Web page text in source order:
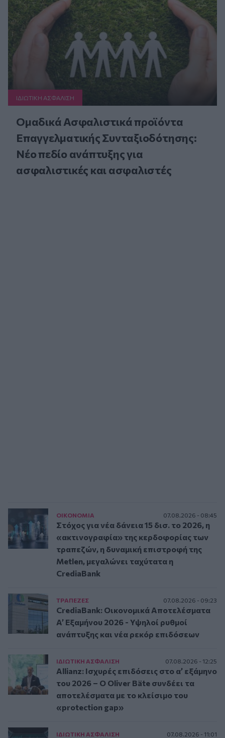
ΙΔΙΩΤΙΚΗ ΑΣΦAΛΙΣΗ
Ομαδικά Ασφαλιστικά προϊόντα
Επαγγελματικής Συνταξιοδότησης:
Νέο πεδίο ανάπτυξης για
ασφαλιστικές και ασφαλιστές
ΟΙΚΟΝΟΜΙΑ 07.08.2026 - 08:45
Στόχος για νέα δάνεια 15 δισ. το 2026, η
«ακτινογραφία» της κερδοφορίας των
τραπεζών, η δυναμική επιστροφή της
Metlen, μεγαλώνει ταχύτατα η
CrediaBank
ΤΡAΠΕΖΕΣ 07.08.2026 - 09:23
CrediaBank: Οικονομικά Αποτελέσματα
A’ Εξαμήνου 2026 - Υψηλοί ρυθμοί
ανάπτυξης και νέα ρεκόρ επιδόσεων
ΙΔΙΩΤΙΚΗ ΑΣΦAΛΙΣΗ 07.08.2026 - 12:25
Allianz: Ισχυρές επιδόσεις στο α’ εξάμηνο
του 2026 – Ο Oliver Bäte συνδέει τα
αποτελέσματα με το κλείσιμο του
«protection gap»
ΙΔΙΩΤΙΚΗ ΑΣΦAΛΙΣΗ 07.08.2026 - 11:01